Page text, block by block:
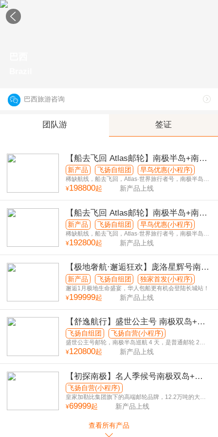
巴西旅游咨询
团队游 签证
【船去飞回 Atlas邮轮】南极半岛+南美
5国+滴滴喀喀湖40日游
新产品 飞扬自组团 早鸟优惠(小程序)
稀缺航线，船去飞回，Atlas·世界旅行者号，南极半岛停
留6天
¥198800起 新产品上线
【船去飞回 Atlas邮轮】南极半岛+南美
5国36天
新产品 飞扬自组团 早鸟优惠(小程序)
稀缺航线，船去飞回，Atlas·世界旅行者号，南极半岛停
留6天
¥192800起 新产品上线
【极地奢航·邂逅狂欢】庞洛星辉号南极
半岛+南美5国+巴西狂欢节 36日游
新产品 飞扬自组团 独家首发(小程序)
邂逅1月极地生命盛宴，华人包船更有机会登陆长城站！
¥199999起 新产品上线
【舒逸航行】盛世公主号 南极双岛+南
美5国38日游 复活节岛升级版
飞扬自组团 飞扬自营(小程序)
盛世公主号邮轮，南极半岛巡航 4 天，是普通邮轮 2
倍！
¥120800起 新产品上线
【初探南极】名人季候号南极双岛+南
美3国25日游
飞扬自营(小程序)
皇家加勒比集团旗下的高端邮轮品牌，12.2万吨的大型
邮轮，为您提供更平稳、丰富前往世界尽头的旅行体
¥69999起 新产品上线
查看所有产品